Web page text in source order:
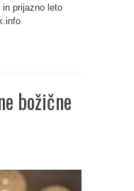
prijazno leto
božične